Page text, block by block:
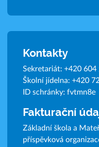
Kontakty
Sekretariát: +420 604
Školní jídelna: +420
ID schránky: fvtmn8e
Fakturační
Základní škola a
příspěvková